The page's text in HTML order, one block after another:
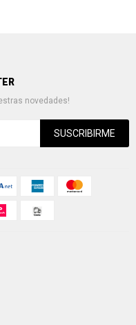
novedades!
SUSCRIBIRME